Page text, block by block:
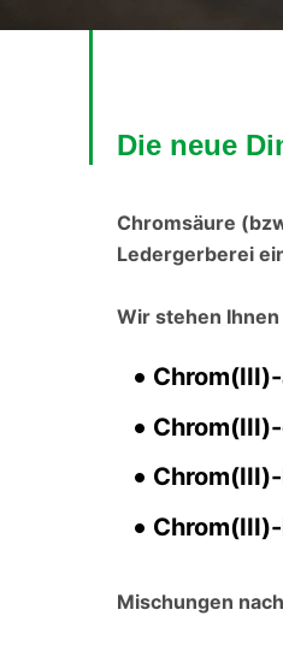
Die neue
Chromsäure
Ledergerberei
Wir stehen
Mischungen